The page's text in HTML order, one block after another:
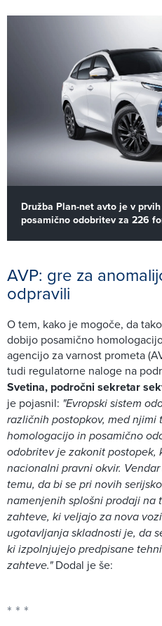
Družba Plan-net avto je v
posamično odobritev za 226
AVP: gre za
odpravili
O tem, kako je mogoče, da
dobijo posamično
agencijo za varnost prometa
tudi regulatorne naloge na
Svetina, področni sekretar
je pojasnil: "Evropski sistem
različnih postopkov, med njimi
homologacijo in posamično
odobritev je zakonit postopek,
nacionalni pravni okvir.
temu, da bi se pri novih
namenjenih splošni prodaji na
zahteve, ki veljajo za nova
ugotavljanja skladnosti je, da
ki izpolnjujejo predpisane
zahteve."Dodal je še: